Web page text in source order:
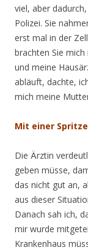
viel, aber
Polizei. Sie
erst mal in der
brachten Sie
und meine
abläuft, dachte,
mich meine
Mit einer
Die Ärztin
geben müsse,
das nicht gut an,
aus dieser
Danach sah ich,
mir wurde
Krankenhaus